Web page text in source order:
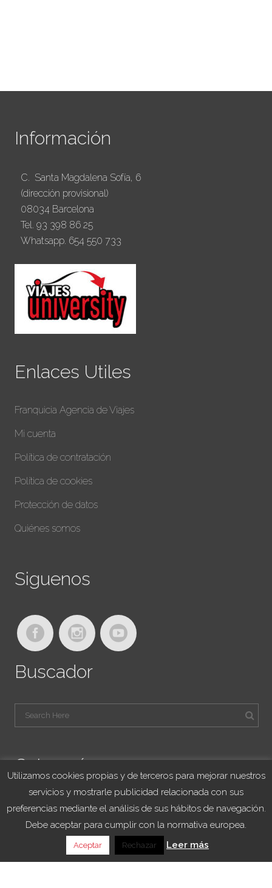
Información
C. Santa Magdalena Sofía, 6
(dirección provisional)
08034 Barcelona
Tel. 93 398 86 25
Whatsapp. 654 550 733
Enlaces Utiles
Franquicia Agencia de Viajes
Mi cuenta
Política de contratación
Política de cookies
Protección de datos
Quiénes somos
Siguenos
Buscador
Categorías
Blog Viajes University
Franquicias
Utilizamos cookies propias y de terceros para mejorar nuestros
servicios y mostrarle publicidad relacionada con sus
preferencias mediante el análisis de sus hábitos de navegación.
Debe aceptar para cumplir con la normativa europea.
Aceptar Rechazar Leer más